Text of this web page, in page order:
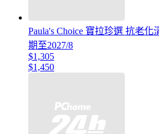
Paula's Choice 寶拉珍選 抗老
期至2027/8
$1,305
$1,450